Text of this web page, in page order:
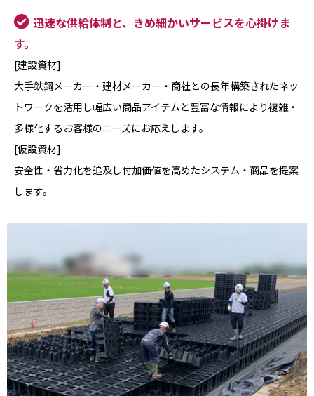
迅速な供給体制と、きめ細かいサービスを心掛けま
す。
[建設資材]
大手鉄鋼メーカー・建材メーカー・商社との長年構築されたネッ
トワークを活用し幅広い商品アイテムと豊富な情報により複雑・
多様化するお客様のニーズにお応えします。
[仮設資材]
安全性・省力化を追及し付加価値を高めたシステム・商品を提案
します。